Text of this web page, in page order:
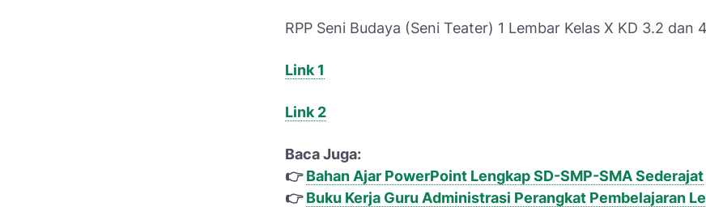
RPP Seni Budaya (Seni Teater) 1 Lembar Kelas X KD 3.2 dan
Link 1
Link 2
Baca Juga:
👉Bahan Ajar PowerPoint Lengkap SD-SMP-SMA Sederajat
👉Buku Kerja Guru Administrasi Perangkat Pembelajaran